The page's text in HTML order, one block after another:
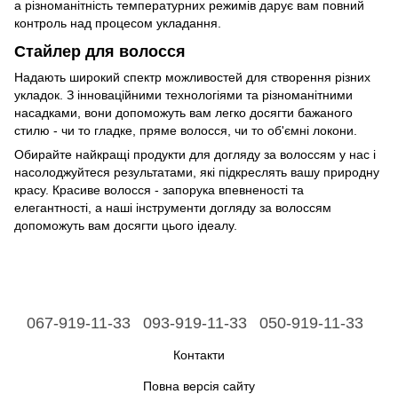
а різноманітність температурних режимів дарує вам повний
контроль над процесом укладання.
Стайлер для волосся
Надають широкий спектр можливостей для створення різних
укладок. З інноваційними технологіями та різноманітними
насадками, вони допоможуть вам легко досягти бажаного
стилю - чи то гладке, пряме волосся, чи то об'ємні локони.
Обирайте найкращі продукти для догляду за волоссям у нас і
насолоджуйтеся результатами, які підкреслять вашу природну
красу. Красиве волосся - запорука впевненості та
елегантності, а наші інструменти догляду за волоссям
допоможуть вам досягти цього ідеалу.
067-919-11-33 093-919-11-33 050-919-11-33
Контакти
Повна версія сайту